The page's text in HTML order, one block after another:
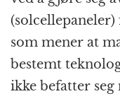
som mener at
bestemt
ikke befatter